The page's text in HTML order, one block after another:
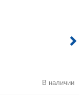
В наличии